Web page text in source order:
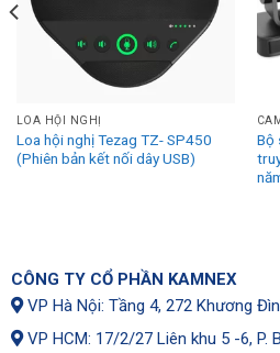
LOA HỘI NGHỊ
Loa hội nghị Tezag TZ- SP450
(Phiên bản kết nối dây USB)
Bộ
CÔNG TY CỔ PHẦN KAMNEX
VP Hà Nội: Tầng 4, 272 Khương
VP HCM: 17/2/27 Liên khu 5 -6, P.